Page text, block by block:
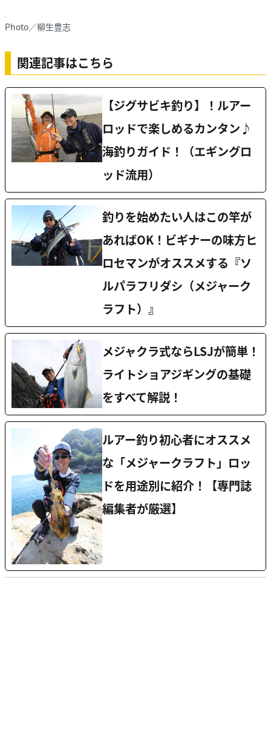
Photo／柳生豊志
関連記事はこちら
【ジグサビキ釣り】！ルアー
ロッドで楽しめるカンタン♪
海釣りガイド！（エギングロ
ッド流用）
釣りを始めたい人はこの竿が
あればOK！ビギナーの味方ヒ
ロセマンがオススメする『ソ
ルパラフリダシ（メジャーク
ラフト）』
メジャクラ式ならLSJが簡単！
ライトショアジギングの基礎
をすべて解説！
ルアー釣り初心者にオススメ
な「メジャークラフト」ロッ
ドを用途別に紹介！【専門誌
編集者が厳選】